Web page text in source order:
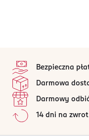
Bezpieczna
Darmowa
Darmowy
14 dni na